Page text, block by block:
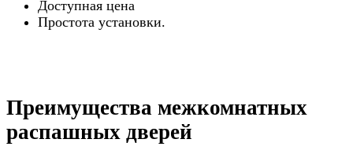
Доступная цена
Простота установки.
Преимущества межкомнатных
распашных дверей